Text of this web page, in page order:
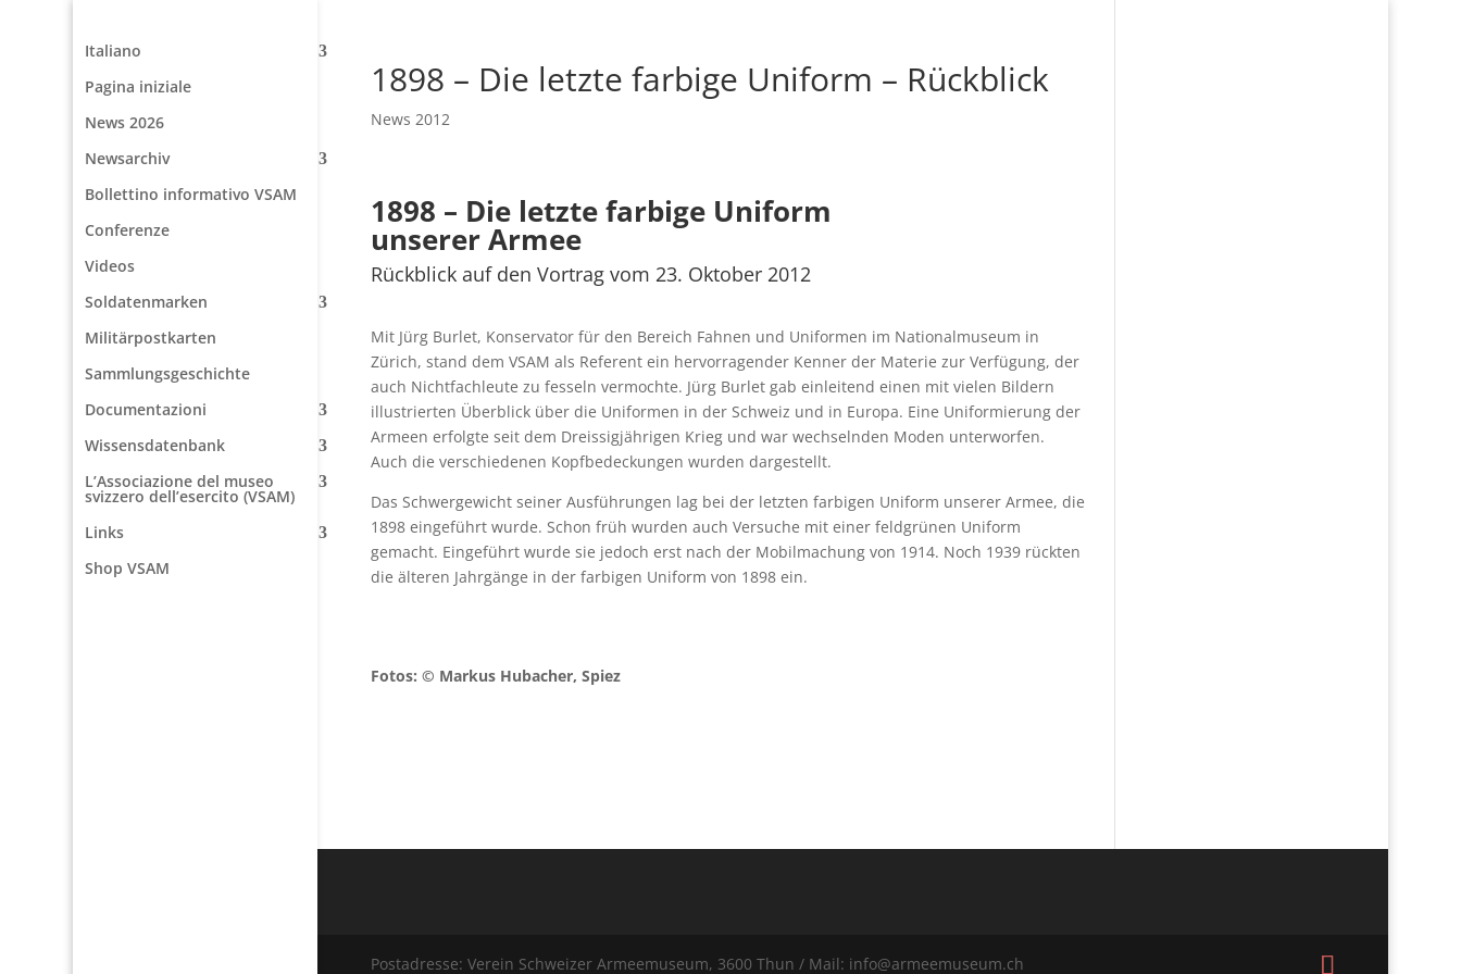
Italiano
Pagina iniziale
News 2026
Newsarchiv
Bollettino informativo VSAM
Conferenze
Videos
Soldatenmarken
Militärpostkarten
Sammlungsgeschichte
Documentazioni
Wissensdatenbank
L’Associazione del museo
svizzero dell’esercito (VSAM)
Links
Shop VSAM
1898 – Die letzte farbige Uniform – Rückblick
News 2012
1898 – Die letzte farbige Uniform
unserer Armee
Rückblick auf den Vortrag vom 23. Oktober 2012
Mit Jürg Burlet, Konservator für den Bereich Fahnen und Uniformen im Nationalmuseum in
Zürich, stand dem VSAM als Referent ein hervorragender Kenner der Materie zur Verfügung, der
auch Nichtfachleute zu fesseln vermochte. Jürg Burlet gab einleitend einen mit vielen Bildern
illustrierten Überblick über die Uniformen in der Schweiz und in Europa. Eine Uniformierung der
Armeen erfolgte seit dem Dreissigjährigen Krieg und war wechselnden Moden unterworfen.
Auch die verschiedenen Kopfbedeckungen wurden dargestellt.
Das Schwergewicht seiner Ausführungen lag bei der letzten farbigen Uniform unserer Armee, die
1898 eingeführt wurde. Schon früh wurden auch Versuche mit einer feldgrünen Uniform
gemacht. Eingeführt wurde sie jedoch erst nach der Mobilmachung von 1914. Noch 1939 rückten
die älteren Jahrgänge in der farbigen Uniform von 1898 ein.
Fotos: © Markus Hubacher, Spiez
Postadresse: Verein Schweizer Armeemuseum, 3600 Thun / Mail: info@armeemuseum.ch